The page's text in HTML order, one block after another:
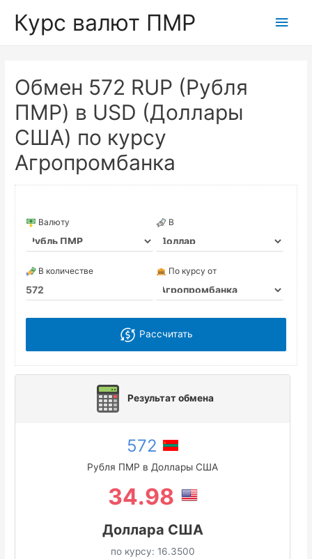
Курс валют ПМР
Обмен 572 RUP (Рубля
ПМР) в USD (Доллары
США) по курсу
Агропромбанка
Валюту В
В количестве По курсу от
Рассчитать
Результат обмена
572
Рубля ПМР в Доллары США
34.98
Доллара США
по курсу: 16.3500